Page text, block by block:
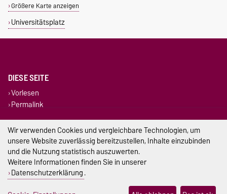
Größere Karte anzeigen
Universitätsplatz
DIESE SEITE
Vorlesen
Permalink
Impressum
Datenschutz
Cookie-Einstellungen
Wir verwenden Cookies und vergleichbare Technologien, um
unsere Website zuverlässig bereitzustellen, Inhalte einzubinden
und die Nutzung statistisch auszuwerten.
Weitere Informationen finden Sie in unserer
Datenschutzerklärung.